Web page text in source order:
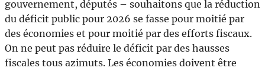
gouvernement, députés – souhaitons que la réduction
du déficit public pour 2026 se fasse pour moitié par
des économies et pour moitié par des efforts fiscaux.
On ne peut pas réduire le déficit par des hausses
fiscales tous azimuts. Les économies doivent être